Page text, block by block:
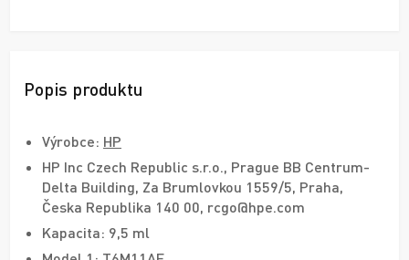
Popis produktu
Výrobce: HP
HP Inc Czech Republic s.r.o., Prague BB Centrum-
Delta Building, Za Brumlovkou 1559/5, Praha,
Česka Republika 140 00, rcgo@hpe.com
Kapacita: 9,5 ml